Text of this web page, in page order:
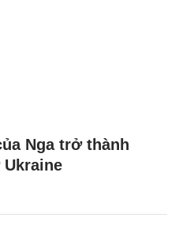
Nga trở thành
Ukraine